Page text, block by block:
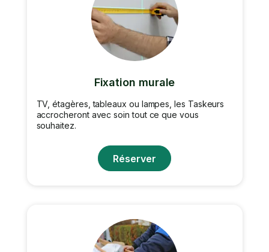
Fixation murale
TV, étagères, tableaux ou lampes, les Taskeurs
accrocheront avec soin tout ce que vous
souhaitez.
Réserver